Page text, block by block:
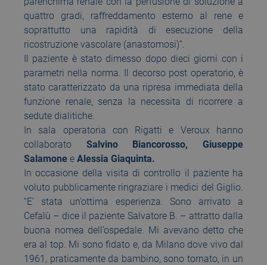
quattro gradi, raffreddamento esterno al rene e
soprattutto una rapidità di esecuzione della
ricostruzione vascolare (anastomosi)”.
Il paziente è stato dimesso dopo dieci giorni con i
parametri nella norma. Il decorso post operatorio, è
stato caratterizzato da una ripresa immediata della
funzione renale, senza la necessita di ricorrere a
sedute dialitiche.
In sala operatoria con Rigatti e Veroux hanno
collaborato Salvino Biancorosso,
Giuseppe
Salamone e Alessia Giaquinta.
In occasione della visita di controllo il paziente ha
voluto pubblicamente ringraziare i medici del Giglio.
“E’ stata un’ottima esperienza. Sono arrivato a
Cefalù – dice il paziente Salvatore B. – attratto dalla
buona nomea dell’ospedale. Mi avevano detto che
era al top. Mi sono fidato e, da Milano dove vivo dal
1961, praticamente da bambino, sono tornato, in un